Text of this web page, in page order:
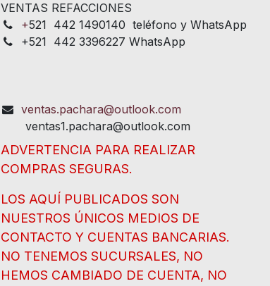
VENTAS REFACCIONES
+521 442 1490140 teléfono y WhatsApp
+521 442 3396227 WhatsApp
ventas.pachara@outlook.com
ventas1.pachara@outlook.com
ADVERTENCIA PARA REALIZAR
COMPRAS SEGURAS.
LOS AQUÍ PUBLICADOS SON
NUESTROS ÚNICOS MEDIOS DE
CONTACTO Y CUENTAS BANCARIAS.
NO TENEMOS SUCURSALES, NO
HEMOS CAMBIADO DE CUENTA, NO